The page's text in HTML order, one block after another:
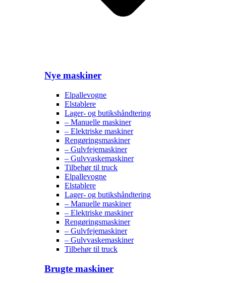
Nye maskiner
Elpallevogne
Elstablere
Lager- og butikshåndtering
– Manuelle maskiner
– Elektriske maskiner
Rengøringsmaskiner
– Gulvfejemaskiner
– Gulvvaskemaskiner
Tilbehør til truck
Elpallevogne
Elstablere
Lager- og butikshåndtering
– Manuelle maskiner
– Elektriske maskiner
Rengøringsmaskiner
– Gulvfejemaskiner
– Gulvvaskemaskiner
Tilbehør til truck
Brugte maskiner